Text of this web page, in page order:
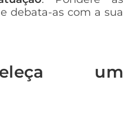
debata-as com a sua
um